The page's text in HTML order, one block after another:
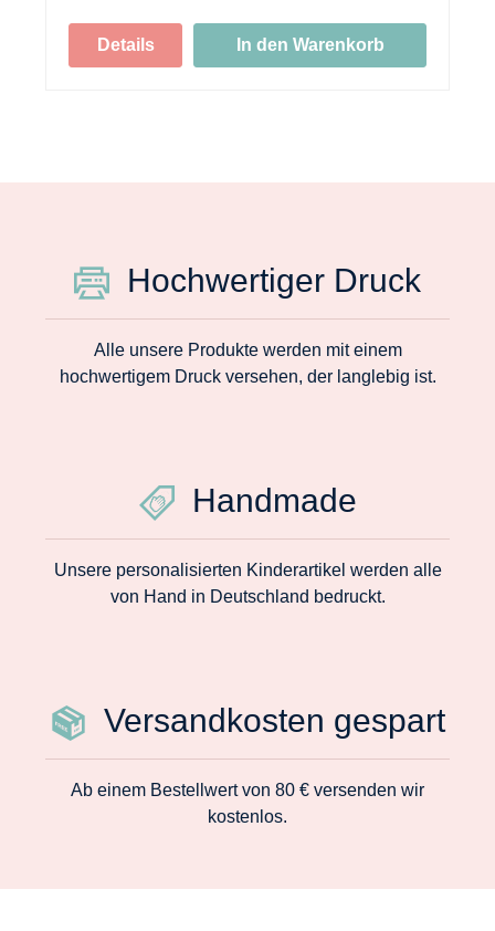
Details In den Warenkorb
Hochwertiger Druck
Alle unsere Produkte werden mit einem
hochwertigem Druck versehen, der langlebig ist.
Handmade
Unsere personalisierten Kinderartikel werden alle
von Hand in Deutschland bedruckt.
Versandkosten gespart
Ab einem Bestellwert von 80 € versenden wir
kostenlos.